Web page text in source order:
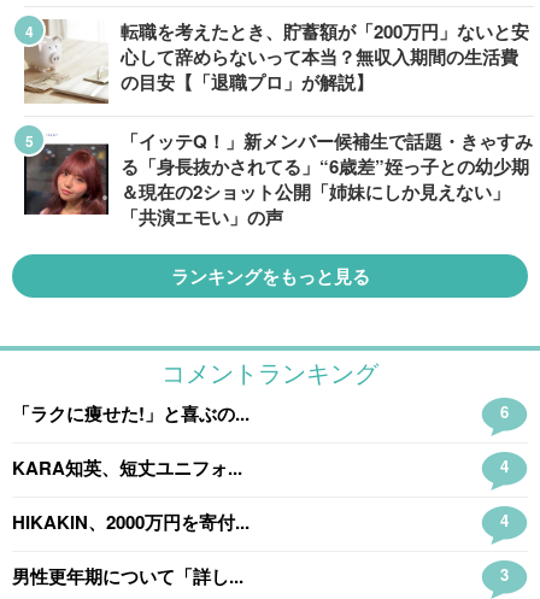
転職を考えたとき、貯蓄額が「200万円」ないと安
心して辞めらないって本当？無収入期間の生活費
の目安【「退職プロ」が解説】
「イッテQ！」新メンバー候補生で話題・きゃすみ
る「身長抜かされてる」“6歳差”姪っ子との幼少期
＆現在の2ショット公開「姉妹にしか見えない」
「共演エモい」の声
ランキングをもっと見る